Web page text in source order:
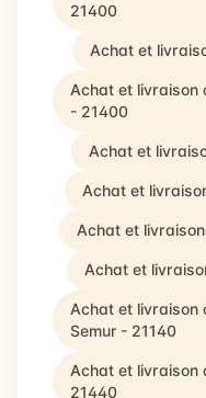
21400
Achat et
Achat et livraison
- 21400
Achat et
Achat et
Achat et
Achat et
Achat et livraison
Semur - 21140
Achat et livraison
21440